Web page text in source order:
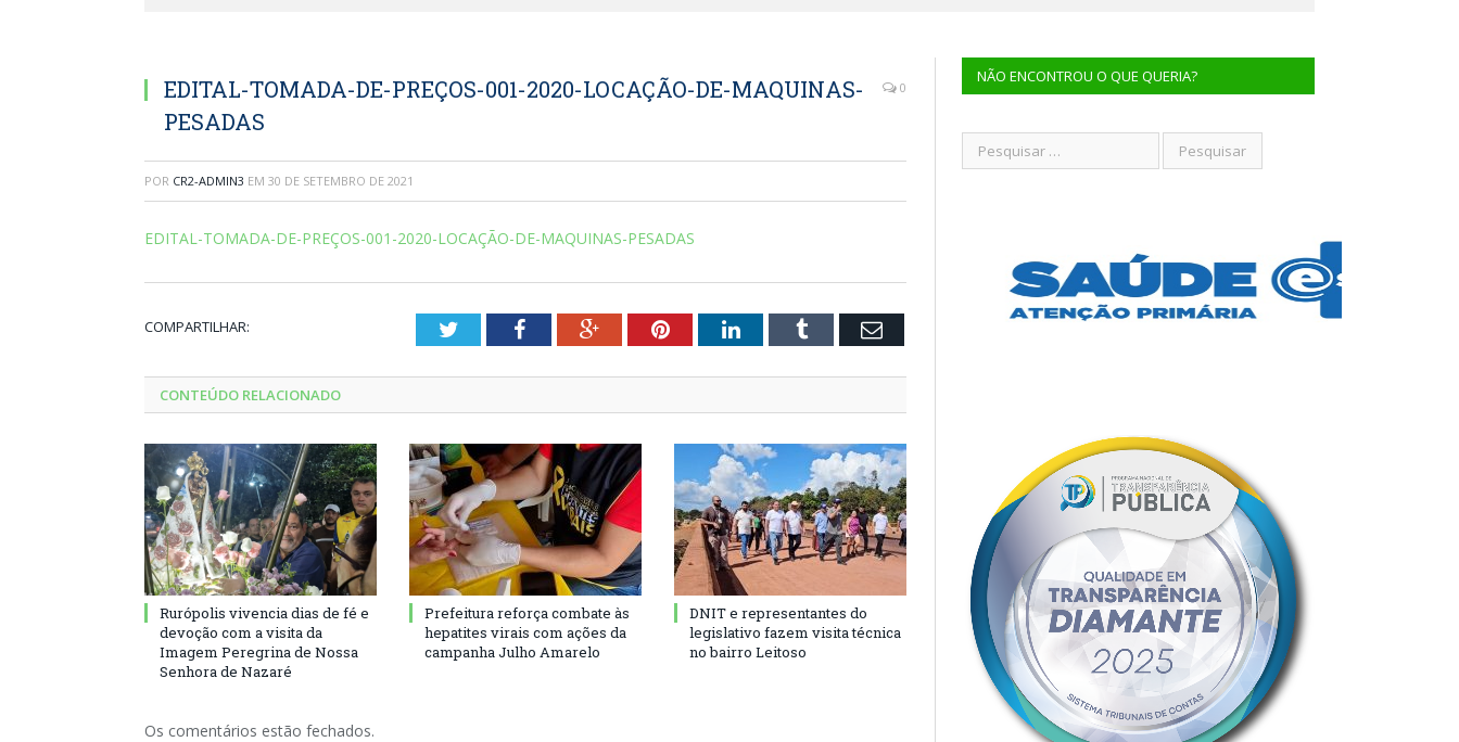
EDITAL-TOMADA-DE-PREÇOS-001-2020-LOCAÇÃO-DE-MAQUINAS-
PESADAS
0
POR CR2-ADMIN3 EM 30 DE SETEMBRO DE 2021
EDITAL-TOMADA-DE-PREÇOS-001-2020-LOCAÇÃO-DE-MAQUINAS-PESADAS
COMPARTILHAR: TwitterFacebookGoogle+PinterestLinkedInTumblr Email
CONTEÚDO RELACIONADO
Rurópolis vivencia dias de fé e
devoção com a visita da
Imagem Peregrina de Nossa
Senhora de Nazaré
Prefeitura reforça combate às
hepatites virais com ações da
campanha Julho Amarelo
DNIT e representantes do
legislativo fazem visita técnica
no bairro Leitoso
Os comentários estão fechados.
NÃO ENCONTROU O QUE QUERIA?